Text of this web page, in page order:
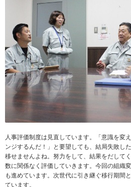
人事評価制度は見直しています。「意識を変
ンジするんだ！」と要望しても、結局失敗し
移せませんよね。努力をして、結果をだして
数に関係なく評価していきます。今回の組織
も進めています。次世代に引き継ぐ移行期間
ています。